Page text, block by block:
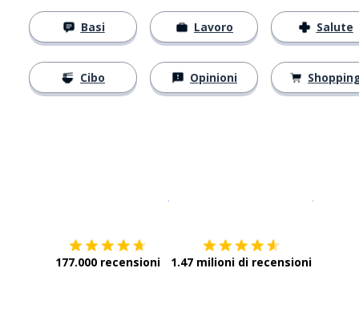
Basi
Cibo
Lavoro
Opinioni
Salute
177.000 recensioni 1.47 milioni di recensioni